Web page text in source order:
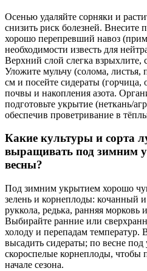
Осенью удаляйте сорняки и
снизить риск болезней. Внесите
хорошо перепревший навоз
необходимости известь для
Верхний слой слегка взрыхлите,
Уложите мульчу (солома, листья,
см и посейте сидераты
почвы и накопления азота.
подготовьте укрытие (неткань/
обеспечив проветривание в
Какие культуры и сорта
выращивать под зимним
весны?
Под зимним укрытием хорошо
зелень и корнеплоды: кочанный
руккола, редька, ранняя морковь
Выбирайте ранние или
холоду и перепадам
высадить сидераты; по весне под
скороспелые корнеплоды, чтобы
начале сезона.